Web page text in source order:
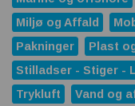
Miljø og Affald
Pakninger
Plast
Stilladser - Stiger -
Trykluft
Vand og